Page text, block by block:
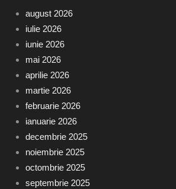
august 2026
iulie 2026
iunie 2026
mai 2026
aprilie 2026
martie 2026
februarie 2026
ianuarie 2026
decembrie 2025
noiembrie 2025
octombrie 2025
septembrie 2025